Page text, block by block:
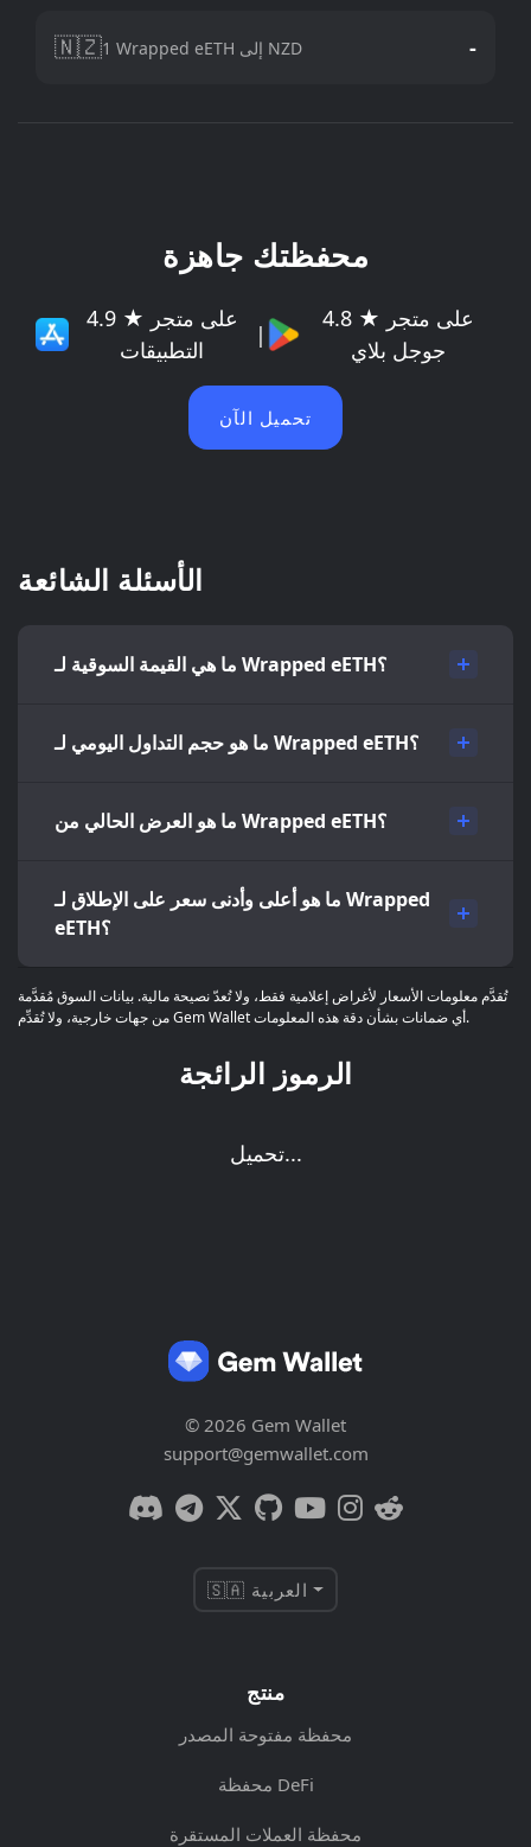
🇳🇿 1 Wrapped eETH إلى NZD -
محفظتك جاهزة
4.9 ★ على متجر
التطبيقات
|
4.8 ★ على متجر
جوجل بلاي
تحميل الآن
الأسئلة الشائعة
ما هي القيمة السوقية لـ Wrapped eETH؟
ما هو حجم التداول اليومي لـ Wrapped eETH؟
ما هو العرض الحالي من Wrapped eETH؟
ما هو أعلى وأدنى سعر على الإطلاق لـ Wrapped
eETH؟
تُقدَّم معلومات الأسعار لأغراض إعلامية فقط، ولا تُعدّ نصيحة مالية. بيانات السوق مُقدَّمة
من جهات خارجية، ولا تُقدِّم Gem Wallet أي ضمانات بشأن دقة هذه المعلومات.
الرموز الرائجة
تحميل...
© 2026 Gem Wallet
support@gemwallet.com
🇸🇦 العربية
منتج
محفظة مفتوحة المصدر
محفظة DeFi
محفظة العملات المستقرة